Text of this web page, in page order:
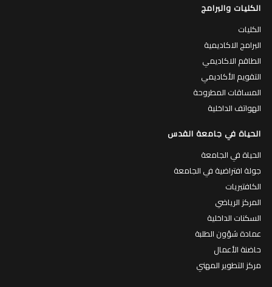
الكليات والبرامج
الكليات
البرامج الاكاديمية
الطاقم الاكاديمي
التقويم الأكاديمي
المساقات المطروحة
الهواتف الداخلية
الحياة في جامعة القدس
الحياة في الجامعة
جولة افتراضية في الجامعة
الكافتيريات
المركز الرياضي
السكنات الداخلية
عمادة شؤون الطلبة
حاضنة الأعمال
مركز التطوير المهني